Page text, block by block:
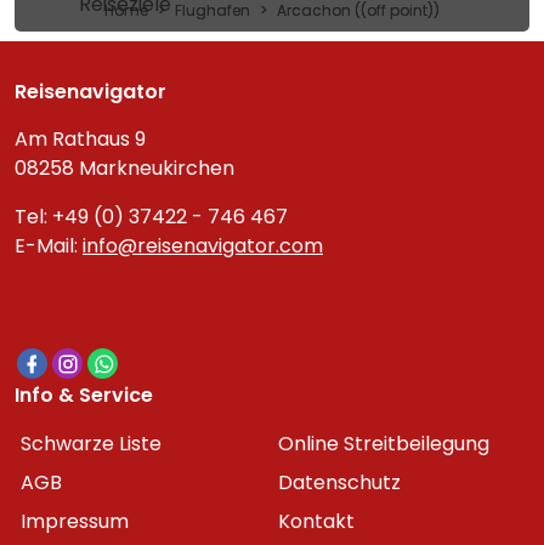
Home Flughafen Arcachon ((off point))
Reisenavigator
Am Rathaus 9
08258 Markneukirchen
Tel: +49 (0) 37422 - 746 467
E-Mail: info@reisenavigator.com
Info & Service
Schwarze Liste
Online Streitbeilegung
AGB
Datenschutz
Impressum
Kontakt